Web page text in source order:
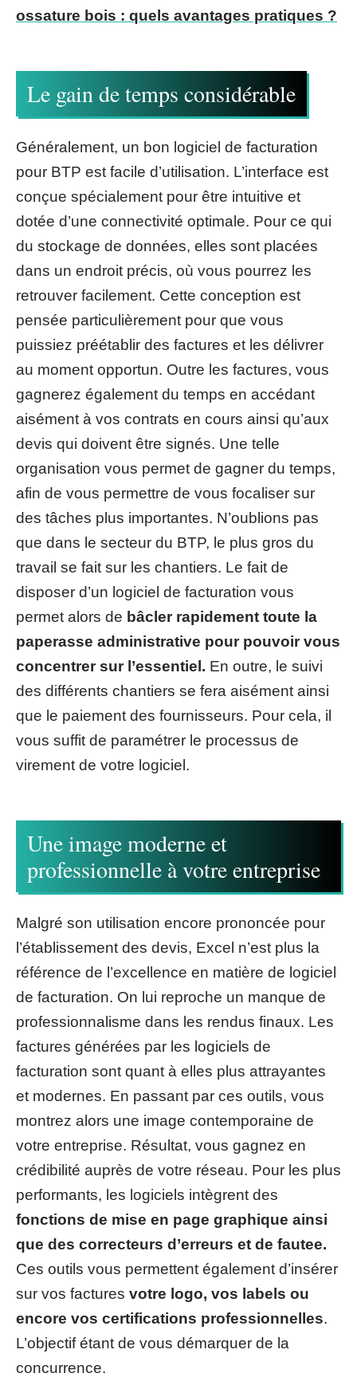
ossature bois : quels avantages pratiques ?
Le gain de temps considérable
Généralement, un bon logiciel de facturation
pour BTP est facile d’utilisation. L’interface est
conçue spécialement pour être intuitive et
dotée d’une connectivité optimale. Pour ce qui
du stockage de données, elles sont placées
dans un endroit précis, où vous pourrez les
retrouver facilement. Cette conception est
pensée particulièrement pour que vous
puissiez préétablir des factures et les délivrer
au moment opportun. Outre les factures, vous
gagnerez également du temps en accédant
aisément à vos contrats en cours ainsi qu’aux
devis qui doivent être signés. Une telle
organisation vous permet de gagner du temps,
afin de vous permettre de vous focaliser sur
des tâches plus importantes. N’oublions pas
que dans le secteur du BTP, le plus gros du
travail se fait sur les chantiers. Le fait de
disposer d’un logiciel de facturation vous
permet alors de bâcler rapidement toute la
paperasse administrative pour pouvoir vous
concentrer sur l’essentiel. En outre, le suivi
des différents chantiers se fera aisément ainsi
que le paiement des fournisseurs. Pour cela, il
vous suffit de paramétrer le processus de
virement de votre logiciel.
Une image moderne et
professionnelle à votre entreprise
Malgré son utilisation encore prononcée pour
l’établissement des devis, Excel n’est plus la
référence de l’excellence en matière de logiciel
de facturation. On lui reproche un manque de
professionnalisme dans les rendus finaux. Les
factures générées par les logiciels de
facturation sont quant à elles plus attrayantes
et modernes. En passant par ces outils, vous
montrez alors une image contemporaine de
votre entreprise. Résultat, vous gagnez en
crédibilité auprès de votre réseau. Pour les plus
performants, les logiciels intègrent des
fonctions de mise en page graphique ainsi
que des correcteurs d’erreurs et de fautee.
Ces outils vous permettent également d’insérer
sur vos factures votre logo, vos labels ou
encore vos certifications professionnelles.
L’objectif étant de vous démarquer de la
concurrence.